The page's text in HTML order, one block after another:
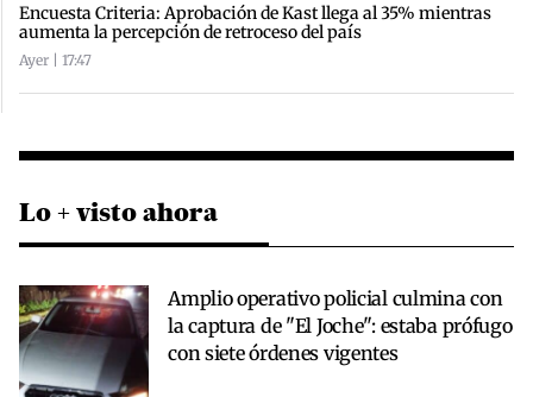
Encuesta Criteria: Aprobación de Kast llega al 35% mientras
aumenta la percepción de retroceso del país
Ayer | 17:47
Lo + visto ahora
Amplio operativo policial culmina con
la captura de "El Joche": estaba prófugo
con siete órdenes vigentes